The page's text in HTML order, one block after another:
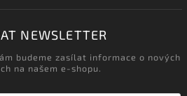
NEWSLETTER
budeme zasílat informace o nových
na našem e-shopu.